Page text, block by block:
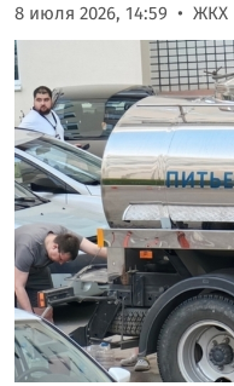
8 июля 2026, 14:59 ЖКХ